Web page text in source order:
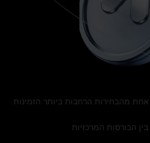
, אחת מהבחירות הרחבות ביותר הזמינות
בין הבורסות המרכזיות